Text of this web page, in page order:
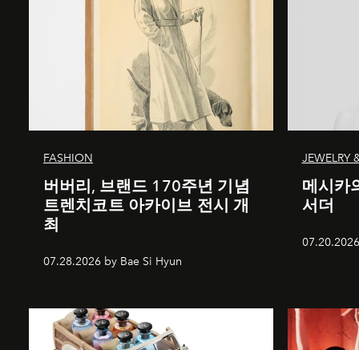
FASHION
버버리, 브랜드 170주년 기념
트렌치코트 아카이브 전시 개
최
07.28.2026 by Bae Si Hyun
JEWELRY
메시카
서더